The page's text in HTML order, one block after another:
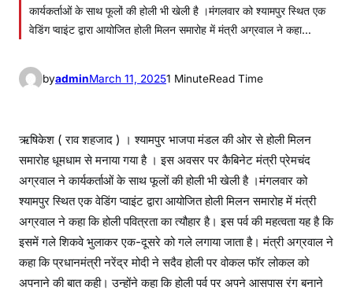
कार्यकर्ताओं के साथ फूलों की होली भी खेली है ।मंगलवार को श्यामपुर स्थित एक
वेडिंग प्वाइंट द्वारा आयोजित होली मिलन समारोह में मंत्री अग्रवाल ने कहा…
byadminMarch 11, 20251 MinuteRead Time
ऋषिकेश ( राव शहजाद ) । श्यामपुर भाजपा मंडल की ओर से होली मिलन
समारोह धूमधाम से मनाया गया है । इस अवसर पर कैबिनेट मंत्री प्रेमचंद
अग्रवाल ने कार्यकर्ताओं के साथ फूलों की होली भी खेली है ।मंगलवार को
श्यामपुर स्थित एक वेडिंग प्वाइंट द्वारा आयोजित होली मिलन समारोह में मंत्री
अग्रवाल ने कहा कि होली पवित्रता का त्यौहार है। इस पर्व की महत्वता यह है कि
इसमें गले शिकवे भुलाकर एक-दूसरे को गले लगाया जाता है। मंत्री अग्रवाल ने
कहा कि प्रधानमंत्री नरेंद्र मोदी ने सदैव होली पर वोकल फॉर लोकल को
अपनाने की बात कही। उन्होंने कहा कि होली पर्व पर अपने आसपास रंग बनाने